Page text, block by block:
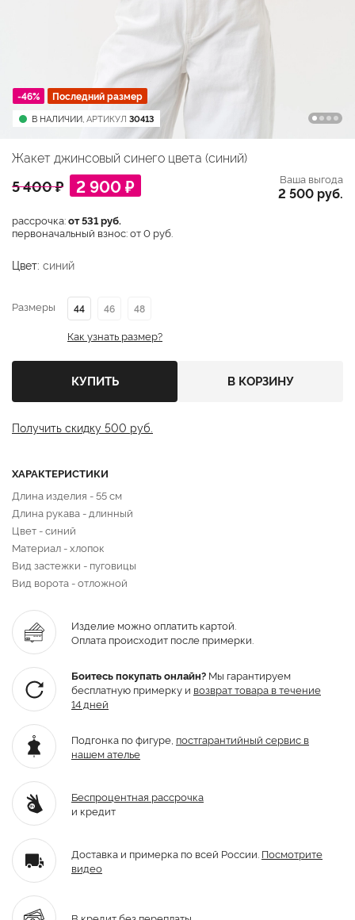
-46% Последний размер
В НАЛИЧИИ, АРТИКУЛ 30413
Жакет джинсовый синего цвета (синий)
5 400 ₽ 2 900 ₽ Ваша выгода
2 500 руб.
рассрочка:от 531 руб.
первоначальный взнос: от 0 руб.
Цвет: синий
Размеры 44 46 48
Как узнать размер?
КУПИТЬ В КОРЗИНУ
Получить скидку 500 руб.
ХАРАКТЕРИСТИКИ
Длина изделия - 55 см
Длина рукава - длинный
Цвет - синий
Материал - хлопок
Вид застежки - пуговицы
Вид ворота - отложной
Изделие можно оплатить картой.
Оплата происходит после примерки.
Боитесь покупать онлайн? Мы гарантируем
бесплатную примерку и возврат товара в течение
14 дней
Подгонка по фигуре, постгарантийный сервис в
нашем ателье
Беспроцентная рассрочка
и кредит
Доставка и примерка по всей России. Посмотрите
видео